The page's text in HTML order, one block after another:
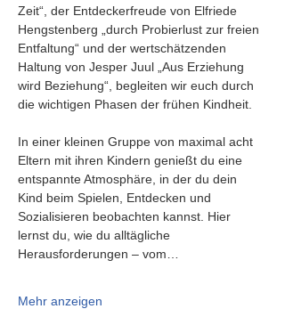
Zeit“, der Entdeckerfreude von Elfriede
Hengstenberg „durch Probierlust zur freien
Entfaltung“ und der wertschätzenden
Haltung von Jesper Juul „Aus Erziehung
wird Beziehung“, begleiten wir euch durch
die wichtigen Phasen der frühen Kindheit.
In einer kleinen Gruppe von maximal acht
Eltern mit ihren Kindern genießt du eine
entspannte Atmosphäre, in der du dein
Kind beim Spielen, Entdecken und
Sozialisieren beobachten kannst. Hier
lernst du, wie du alltägliche
Herausforderungen – vom…
Mehr anzeigen